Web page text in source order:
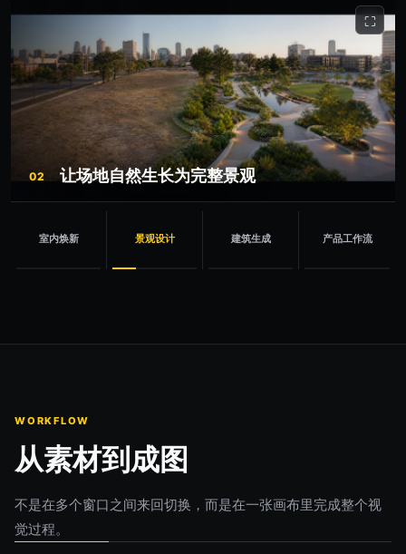
WORKFLOW
从素材到成图
不是在多个窗口之间来回切换，而是在一张画布里完成整个视
觉过程。
02 让场地自然生长为完整景观
⛶
室内焕新 景观设计 建筑生成 产品工作流